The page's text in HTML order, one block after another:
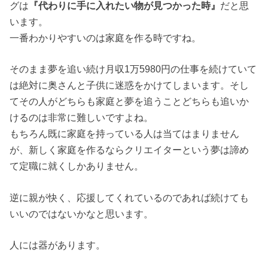
グは 『代わりに手に入れたい物が見つかった時』 だと思
います。
一番わかりやすいのは家庭を作る時ですね。
そのまま夢を追い続け月収1万5980円の仕事を続けていて
は絶対に奥さんと子供に迷惑をかけてしまいます。そし
てその人がどちらも家庭と夢を追うことどちらも追いか
けるのは非常に難しいですよね。
もちろん既に家庭を持っている人は当てはまりません
が、新しく家庭を作るならクリエイターという夢は諦め
て定職に就くしかありません。
逆に親が快く、応援してくれているのであれば続けても
いいのではないかなと思います。
人には器があります。